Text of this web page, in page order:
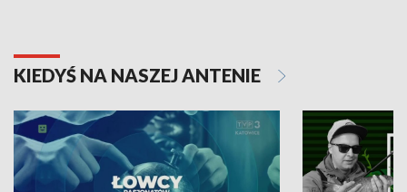
KIEDYŚ NA NASZEJ ANTENIE